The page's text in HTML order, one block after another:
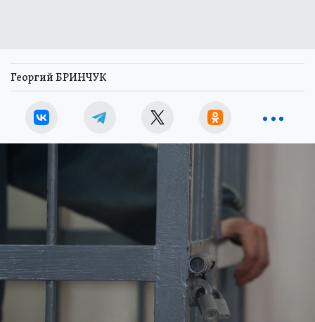
Георгий БРИНЧУК